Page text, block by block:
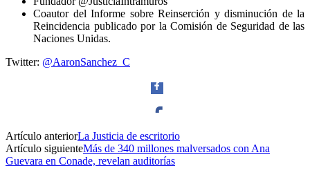
Threads
Coautor del Informe sobre Reinserción y disminución de la
Reincidencia publicado por la Comisión de Seguridad de las
Naciones Unidas.
Twitter: @AaronSanchez_C
Facebook
Artículo anteriorLa Justicia de escritorio
Artículo siguienteMás de 340 millones malversados con Ana
Guevara en Conade, revelan auditorías